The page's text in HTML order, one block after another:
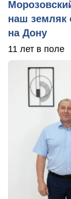
наш земляк
на Дону
11 лет в поле